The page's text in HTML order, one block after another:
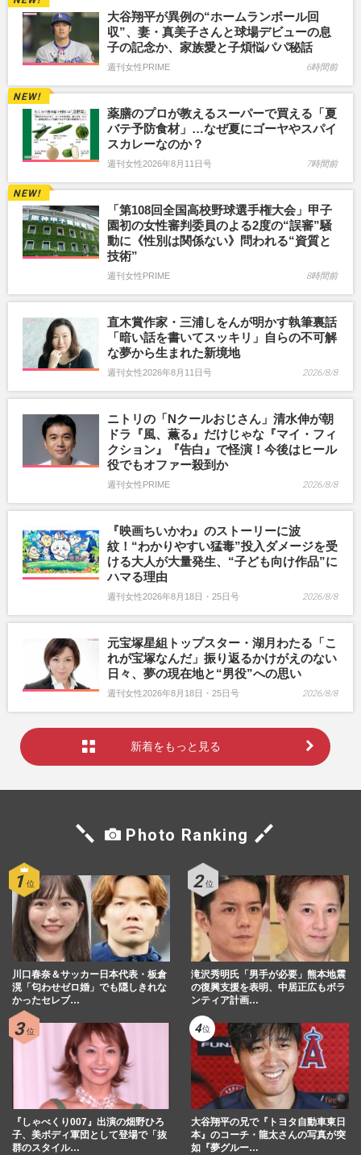
大谷翔平が異例の“ホームランボール回
収”、妻・真美子さんと球場デビューの息
子の記念か、家族愛と子煩悩パパ秘話
週刊女性PRIME 6時間前
薬膳のプロが教えるスーパーで買える「夏
バテ予防食材」…なぜ夏にゴーヤやスパイ
スカレーなのか？
週刊女性2026年8月11日号 7時間前
「第108回全国高校野球選手権大会」甲子
園初の女性審判委員のよる2度の“誤審”騒
動に《性別は関係ない》問われる“資質と
技術”
週刊女性PRIME 8時間前
直木賞作家・三浦しをんが明かす執筆裏話
「暗い話を書いてスッキリ」自らの不可解
な夢から生まれた新境地
週刊女性2026年8月11日号 2026/8/8
ニトリの「Nクールおじさん」清水伸が朝
ドラ『風、薫る』だけじゃな『マイ・フィ
クション』『告白』で怪演！今後はヒール
役でもオファー殺到か
週刊女性PRIME 2026/8/8
『映画ちいかわ』のストーリーに波
紋！“わかりやすい猛毒”投入ダメージを受
ける大人が大量発生、“子ども向け作品”に
ハマる理由
週刊女性2026年8月18日・25日号 2026/8/8
元宝塚星組トップスター・湖月わたる「こ
れが宝塚なんだ」振り返るかけがえのない
日々、夢の現在地と“男役”への思い
週刊女性2026年8月18日・25日号 2026/8/8
新着をもっと見る
Photo Ranking
川口春奈＆サッカー日本代表・板倉
滉「匂わせゼロ婚」でも隠しきれな
かったセレブ…
滝沢秀明氏「男手が必要」熊本地震
の復興支援を表明、中居正広もボラ
ンティア計画…
『しゃべくり007』出演の畑野ひろ
子、美ボディ軍団として登場で「抜
群のスタイル…
大谷翔平の兄で『トヨタ自動車東日
本』のコーチ・龍太さんの写真が突
如『夢グルー…